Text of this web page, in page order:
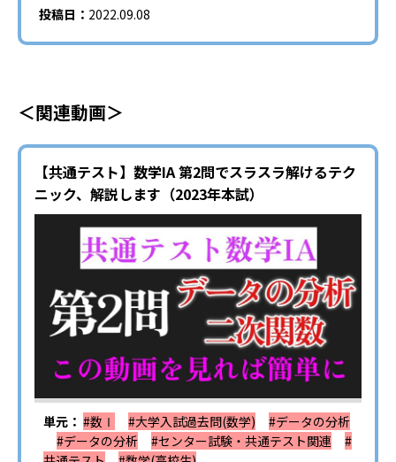
投稿日： 2022.09.08
＜関連動画＞
【共通テスト】数学IA 第2問でスラスラ解けるテク
ニック、解説します（2023年本試）
単元： #数Ⅰ #大学入試過去問(数学)
#データの分析
#データの分析
#センター試験・共通テスト関連
#